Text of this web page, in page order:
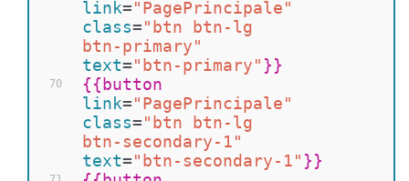
70
link="PagePrincipale"
class="btn btn-lg
btn-primary"
text="btn-primary" }}
{{ button
link="PagePrincipale"
class="btn btn-lg
btn-secondary-1"
text="btn-secondary-1" }}